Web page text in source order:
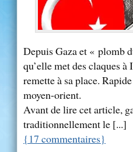
Depuis Gaza et « plomb
qu’elle met des claques à
remette à sa place.
moyen-orient.
Avant de lire cet article,
traditionnellement le [...]
{ 17 commentaires}